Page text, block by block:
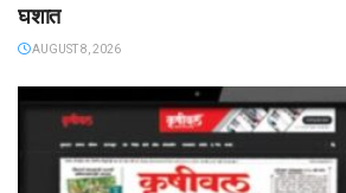
घशात
AUGUST 8, 2026